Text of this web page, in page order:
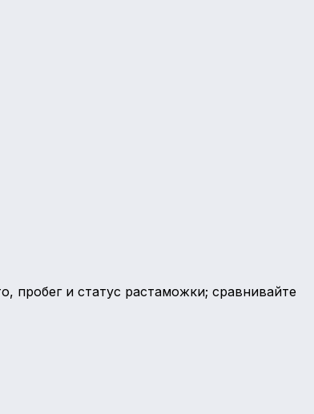
пробег и статус растаможки; сравнивайте